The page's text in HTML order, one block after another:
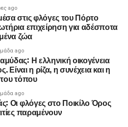
ago
στις φλόγες του Πόρτο
επιχείρηση για αδέσποτα
ζώα
ago
Η ελληνική οικογένεια
Είναι η ρίζα, η συνέχεια και η
τόπου
ago
Οι φλόγες στο Ποικίλο Όρος
παραμένουν